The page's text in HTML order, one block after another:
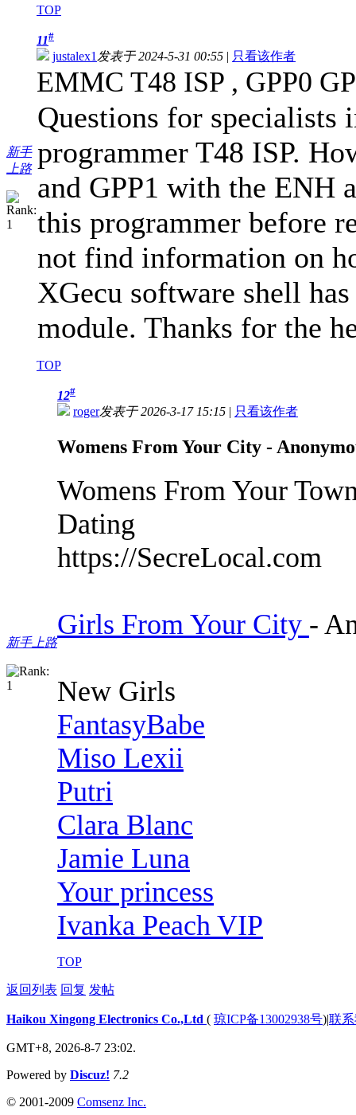
TOP
新手
上路
11#
justalex1 发表于 2024-5-31 00:55 | 只看该作者
EMMC T48 ISP , GPP0
Questions for
programmer T48 ISP.
and GPP1 with the ENH
this programmer before
not find information on
XGecu software shell
module. Thanks for the
TOP
新手上路
12#
roger发表于 2026-3-17 15:15 | 只看该作者
Womens From Your City -
Womens From Your
Dating
https://SecreLocal.com
Girls From Your City -
New Girls
FantasyBabe
Miso Lexii
Putri
Clara Blanc
Jamie Luna
Your princess
Ivanka Peach VIP
TOP
返回列表 回复 发帖
Haikou Xingong Electronics Co.,Ltd ( 琼ICP备13002938号)|联
GMT+8, 2026-8-7 23:02.
Powered by Discuz! 7.2
© 2001-2009 Comsenz Inc.